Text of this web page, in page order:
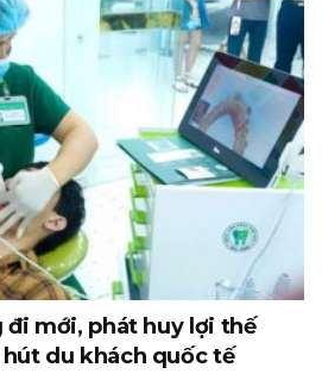
đi mới, phát huy lợi thế
du khách quốc tế